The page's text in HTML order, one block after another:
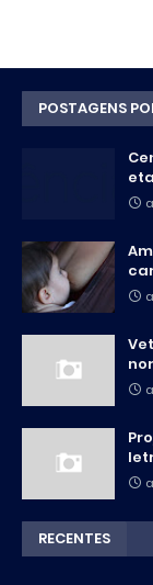
POSTAGENS
RECENTES